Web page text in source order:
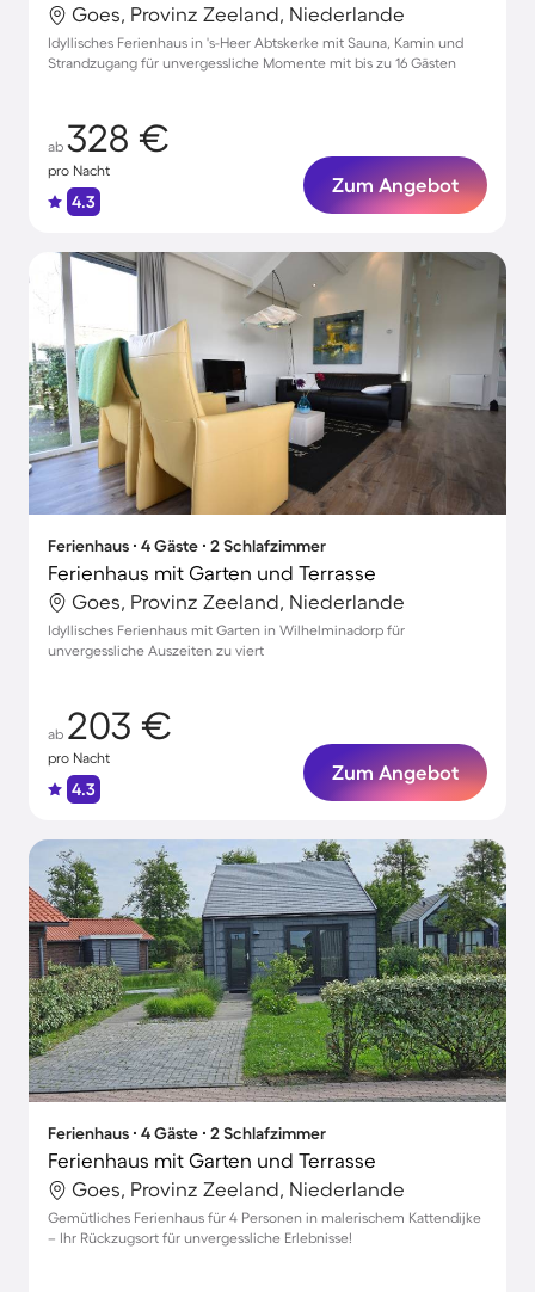
Goes, Provinz Zeeland, Niederlande
Idyllisches Ferienhaus in 's-Heer Abtskerke mit Sauna, Kamin und
Strandzugang für unvergessliche Momente mit bis zu 16 Gästen
ab 328 €
pro Nacht
4.3
Zum Angebot
Ferienhaus ∙ 4 Gäste ∙ 2 Schlafzimmer
Ferienhaus mit Garten und Terrasse
Goes, Provinz Zeeland, Niederlande
Idyllisches Ferienhaus mit Garten in Wilhelminadorp für
unvergessliche Auszeiten zu viert
ab 203 €
pro Nacht
4.3
Zum Angebot
Ferienhaus ∙ 4 Gäste ∙ 2 Schlafzimmer
Ferienhaus mit Garten und Terrasse
Goes, Provinz Zeeland, Niederlande
Gemütliches Ferienhaus für 4 Personen in malerischem Kattendijke
– Ihr Rückzugsort für unvergessliche Erlebnisse!